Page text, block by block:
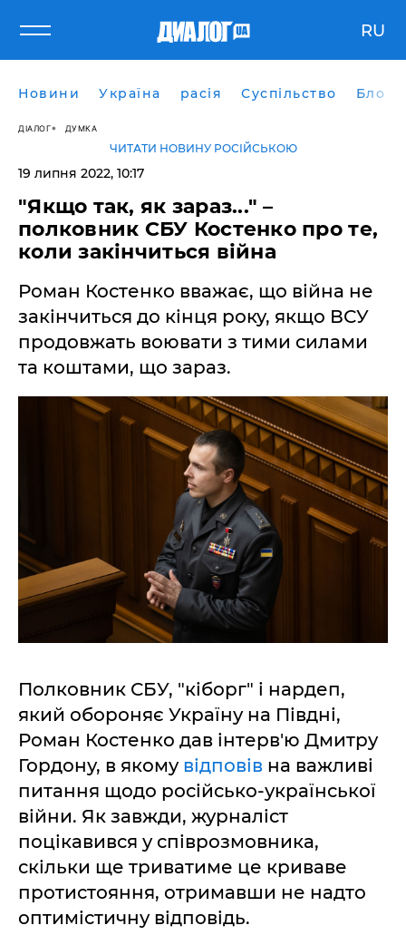
RU
Новини Україна расія Суспільство Блоги
ДІАЛОГ ДУМКА
ЧИТАТИ НОВИНУ РОСІЙСЬКОЮ
19 липня 2022, 10:17
"Якщо так, як зараз..." –
полковник СБУ Костенко про те,
коли закінчиться війна
Роман Костенко вважає, що війна не
закінчиться до кінця року, якщо ВСУ
продовжать воювати з тими силами
та коштами, що зараз.
Полковник СБУ, "кіборг" і нардеп,
який обороняє Україну на Півдні,
Роман Костенко дав інтерв'ю Дмитру
Гордону, в якому відповів на важливі
питання щодо російсько-української
війни. Як завжди, журналіст
поцікавився у співрозмовника,
скільки ще триватиме це криваве
протистояння, отримавши не надто
оптимістичну відповідь.